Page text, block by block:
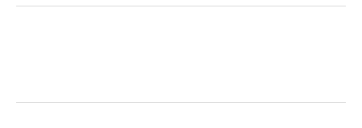
でも結果を残した。1ラウンドあたりの平均パット